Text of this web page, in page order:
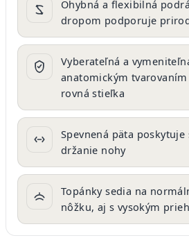
Ohybná a flexibilná
dropom podporuje
Vyberateľná a
anatomickým
rovná stieľka
Spevnená päta
držanie nohy
Topánky sedia na
nôžku, aj s vysokým